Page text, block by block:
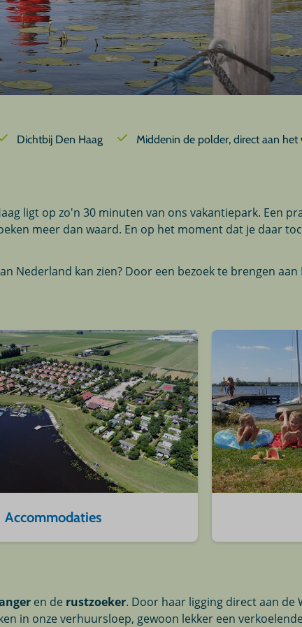
Dichtbij Den Haag Middenin de polder, direct aan het
ligt op zo'n 30 minuten van ons vakantiepark. Een
meer dan waard. En op het moment dat je daar
Nederland kan zien? Door een bezoek te brengen aan
Accommodaties
en de rustzoeker. Door haar ligging direct aan de
in onze verhuursloep, gewoon lekker een